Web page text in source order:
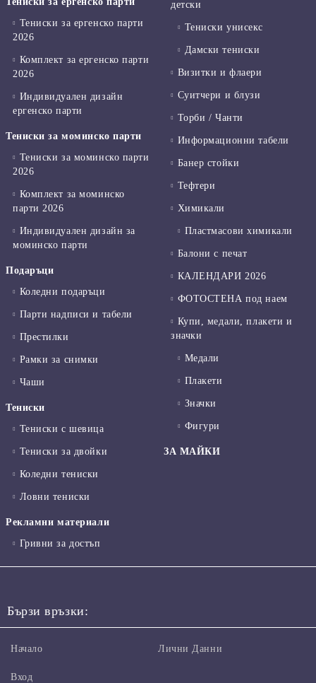
Тениски за ергенско парти
2026
Комплект за ергенско парти
2026
Индивидуален дизайн
ергенско парти
Тениски за моминско парти
Тениски за моминско парти
2026
Комплект за моминско
парти 2026
Индивидуален дизайн за
моминско парти
Подаръци
Коледни подаръци
Парти надписи и табели
Престилки
Рамки за снимки
Чаши
Тениски
Тениски с шевица
Тениски за двойки
Коледни тениски
Ловни тениски
Рекламни материали
Гривни за достъп
детски
Тениски унисекс
Дамски тениски
Визитки и флаери
Суитчери и блузи
Торби / Чанти
Информационни табели
Банер стойки
Тефтери
Химикали
Пластмасови химикали
Балони с печат
КАЛЕНДАРИ 2026
ФОТОСТЕНА под наем
Купи, медали, плакети и
значки
Медали
Плакети
Значки
Фигури
ЗА МАЙКИ
Бързи връзки:
Начало
Вход
Лични Данни